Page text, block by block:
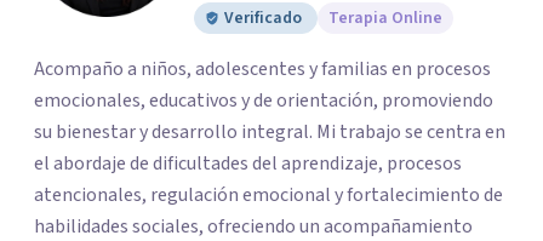
Verificado
Terapia Online
Acompaño a niños, adolescentes y familias en procesos
emocionales, educativos y de orientación, promoviendo
su bienestar y desarrollo integral. Mi trabajo se centra en
el abordaje de dificultades del aprendizaje, procesos
atencionales, regulación emocional y fortalecimiento de
habilidades sociales, ofreciendo un acompañamiento